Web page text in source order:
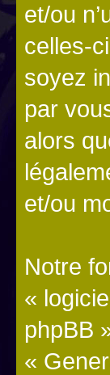
et/ou
celles-
soyez
par
alors
et/ou
Notre
«
phpBB
«